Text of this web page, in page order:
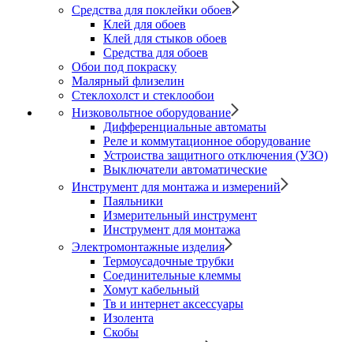
Средства для поклейки обоев
Клей для обоев
Клей для стыков обоев
Средства для обоев
Обои под покраску
Малярный флизелин
Стеклохолст и стеклообои
Низковольтное оборудование
Дифференциальные автоматы
Реле и коммутационное оборудование
Устроиства защитного отключения (УЗО)
Выключатели автоматические
Инструмент для монтажа и измерений
Паяльники
Измерительный инструмент
Инструмент для монтажа
Электромонтажные изделия
Термоусадочные трубки
Соединительные клеммы
Хомут кабельный
Тв и интернет аксессуары
Изолента
Скобы